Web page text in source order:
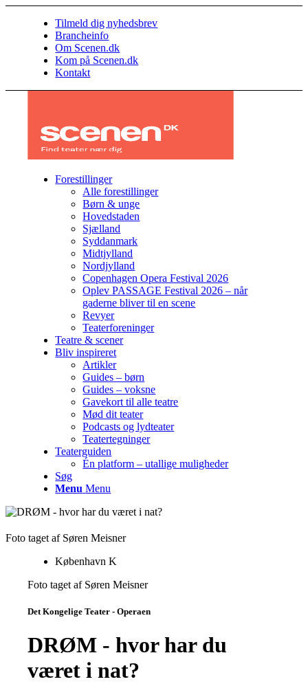
Tilmeld dig nyhedsbrev
Brancheinfo
Om Scenen.dk
Kom på Scenen.dk
Kontakt
Forestillinger
Alle forestillinger
Børn & unge
Hovedstaden
Sjælland
Syddanmark
Midtjylland
Nordjylland
Copenhagen Opera Festival 2026
Oplev PASSAGE Festival 2026 – når
gaderne bliver til en scene
Revyer
Teaterforeninger
Teatre & scener
Bliv inspireret
Artikler
Guides – børn
Guides – voksne
Gavekort til alle teatre
Mød dit teater
Podcasts og lydteater
Teatertegninger
Teaterguiden
Én platform – utallige muligheder
Søg
Menu Menu
Foto taget af Søren Meisner
København K
Foto taget af Søren Meisner
Det Kongelige Teater - Operaen
DRØM - hvor har du
været i nat?